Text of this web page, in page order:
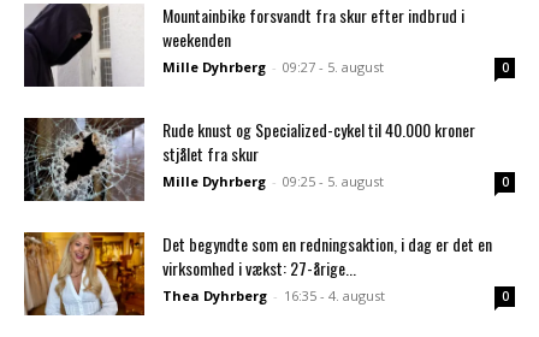
Mountainbike forsvandt fra skur efter indbrud i
weekenden
Mille Dyhrberg - 09:27 - 5. august 0
Rude knust og Specialized-cykel til 40.000 kroner
stjålet fra skur
Mille Dyhrberg - 09:25 - 5. august 0
Det begyndte som en redningsaktion, i dag er det en
virksomhed i vækst: 27-årige...
Thea Dyhrberg - 16:35 - 4. august 0